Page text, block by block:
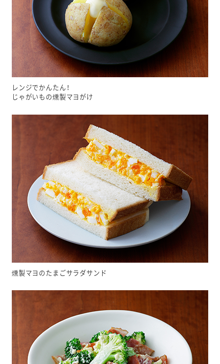
レンジでかんたん！
じゃがいもの燻製マヨがけ
燻製マヨのたまごサラダサンド